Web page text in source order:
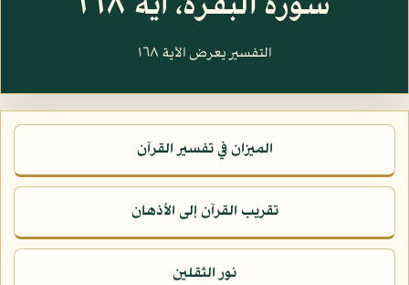
التفسير يعرض الآية ١٦٨
الميزان في تفسير القرآن
تقريب القرآن إلى الأذهان
نور الثقلين